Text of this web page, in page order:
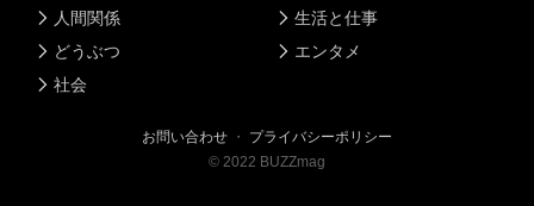
人間関係
どうぶつ
社会
生活と仕事
エンタメ
お問い合わせ ・ プライバシーポリシー
© 2022 BUZZmag